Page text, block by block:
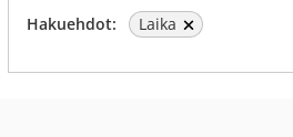
Hakuehdot: Laika